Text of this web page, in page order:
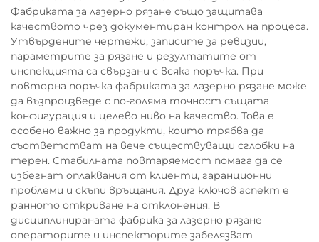
Фабриката за лазерно рязане също защитава
качеството чрез документиран контрол на процеса.
Утвърдените чертежи, записите за ревизии,
параметрите за рязане и резултатите от
инспекцията са свързани с всяка поръчка. При
повторна поръчка фабриката за лазерно рязане може
да възпроизведе с по-голяма точност същата
конфигурация и целево ниво на качество. Това е
особено важно за продукти, които трябва да
съответстват на вече съществуващи сглобки на
терен. Стабилната повтаряемост помага да се
избегнат оплаквания от клиенти, гаранционни
проблеми и скъпи връщания. Друг ключов аспект е
ранното откриване на отклонения. В
дисциплинираната фабрика за лазерно рязане
операторите и инспекторите забелязват